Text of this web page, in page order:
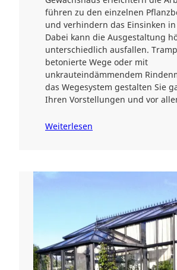
führen zu den einzelnen
und verhindern das Einsinken
Dabei kann die Ausgestaltung
unterschiedlich ausfallen.
betonierte Wege oder mit
unkrauteindämmendem
das Wegesystem gestalten Sie
Ihren Vorstellungen und vor
Weiterlesen